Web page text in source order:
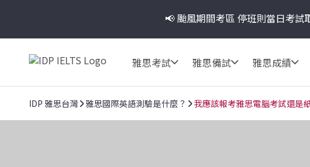
📢 颱風期間考區 停班則當日考試
雅思考試 雅思備試 雅思成績
IDP 雅思台灣 雅思國際英語測驗是什麼？ 我應該報考雅思電腦考試還是